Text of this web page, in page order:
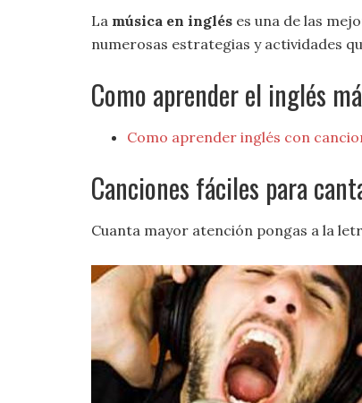
La música en inglés es una de las
numerosas estrategias y actividades
Como aprender el inglés
Como aprender inglés con
Canciones fáciles para
Cuanta mayor atención pongas a la